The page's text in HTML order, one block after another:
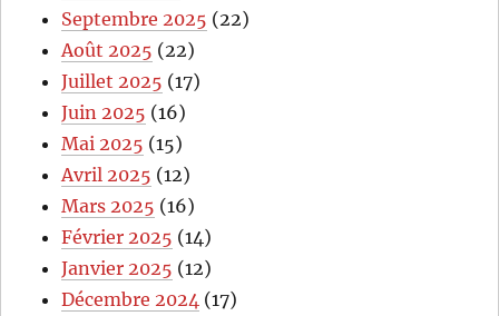
Septembre 2025 (22)
Août 2025 (22)
Juillet 2025 (17)
Juin 2025 (16)
Mai 2025 (15)
Avril 2025 (12)
Mars 2025 (16)
Février 2025 (14)
Janvier 2025 (12)
Décembre 2024 (17)